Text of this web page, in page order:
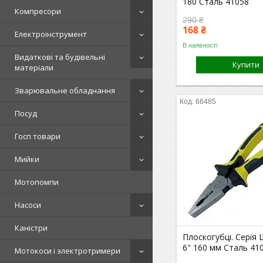
Компресори
Електроінструмент
Видаткові та будівельні
матеріали
Зварювальне обладнання
Посуд
Госп товари
Мийки
Мотопомпи
Насоси
Каністри
Мотокоси і электротримери
290 ₴
168 ₴
В наявності
Купити
66485
Плоскогубці. Серія
6" 160 мм Сталь